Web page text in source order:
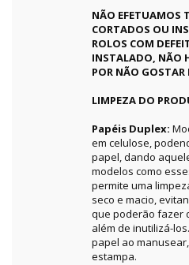
NÃO EFETUAMOS
CORTADOS OU
ROLOS COM
INSTALADO, NÃO
POR NÃO GOSTAR
LIMPEZA DO
Papéis Duplex:
em celulose,
papel, dando
modelos como
permite uma
seco e macio,
que poderão fazer
além de inutilizá-
papel ao
estampa.